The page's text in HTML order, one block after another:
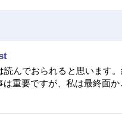
読んでおられると思います
は重要ですが、私は最終面